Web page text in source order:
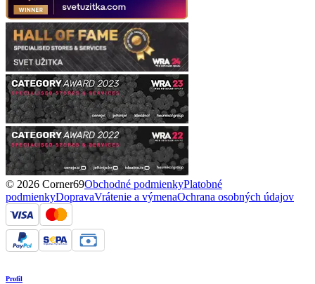
© 2026 Corner69Obchodné podmienkyPlatobné
podmienkyDopravaVrátenie a výmenaOchrana osobných údajov
Profil